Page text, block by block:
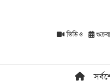
ভিডিও